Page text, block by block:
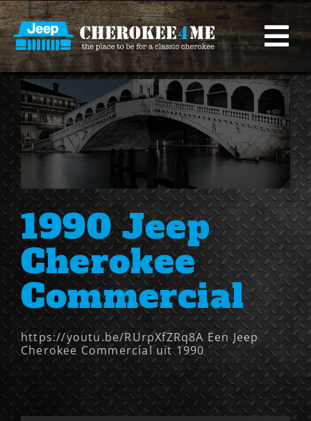
Ga
naar
inhoud
Autos
Specials
Onderhoud/Reparaties
Blog
Contact
1990 Jeep
Cherokee
Commercial
https://youtu.be/RUrpXfZRq8A Een Jeep
Cherokee Commercial uit 1990